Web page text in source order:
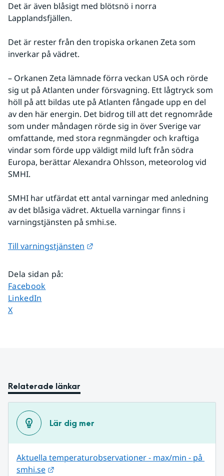
Det är även blåsigt med blötsnö i norra
Lapplandsfjällen.
Det är rester från den tropiska orkanen Zeta som
inverkar på vädret.
– Orkanen Zeta lämnade förra veckan USA och rörde
sig ut på Atlanten under försvagning. Ett lågtryck som
höll på att bildas ute på Atlanten fångade upp en del
av den här energin. Det bidrog till att det regnområde
som under måndagen rörde sig in över Sverige var
omfattande, med stora regnmängder och kraftiga
vindar som förde upp väldigt mild luft från södra
Europa, berättar Alexandra Ohlsson, meteorolog vid
SMHI.
SMHI har utfärdat ett antal varningar med anledning
av det blåsiga vädret. Aktuella varningar finns i
varningstjänsten på smhi.se.
Till varningstjänsten
Dela sidan på:
Dela sidan på
Facebook
Dela sidan på
LinkedIn
Dela sidan på
X
Relaterade länkar
Lär dig mer
Aktuella temperaturobservationer - max/min - på
smhi.se